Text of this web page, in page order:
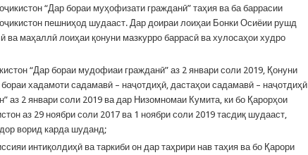
“Дар бораи муҳофизати гражданӣ” таҳия ва ба баррасии
пешниҳод шудааст. Дар доираи лоиҳаи Бонки Осиёии рушд
ва маҳаллӣ лоиҳаи қонуни мазкурро баррасӣ ва хулосаҳои худро
“Дар бораи мудофиаи гражданӣ” аз 2 январи соли 2019, Қонуни
хадамоти садамавӣ – наҷотдиҳӣ, дастаҳои садамавӣ – наҷотдиҳӣ
аз 2 январи соли 2019 ва дар Низомномаи Кумита, ки бо Қарорҳои
аз 29 ноябри соли 2017 ва 1 ноябри соли 2019 тасдиқ шудааст,
ворид карда шуданд;
интиқолдиҳӣ ва таркиби он дар таҳрири нав таҳия ва бо Қарори